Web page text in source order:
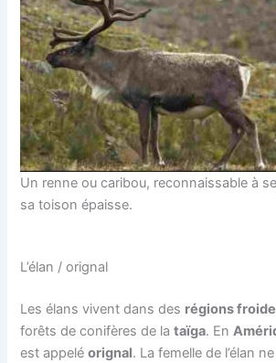
Un renne ou caribou, reconnaissable à
sa toison épaisse.
L’élan / orignal
Les élans vivent dans des régions
forêts de conifères de lataïga. En
est appeléorignal. La femelle de l’élan